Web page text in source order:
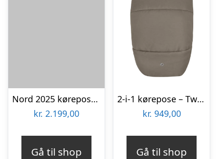
Nord 2025 kørepose – brown
kr. 2.199,00
Gå til shop
2-i-1 kørepose – Twillic Truffle
kr. 949,00
Gå til shop